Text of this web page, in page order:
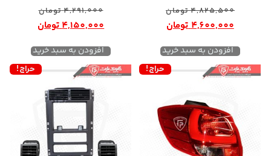
4,825,500تومان
4,600,000تومان
افزودن به سبد خرید
4,291,000تومان
4,150,000تومان
افزودن به سبد خرید
حراج! حراج!